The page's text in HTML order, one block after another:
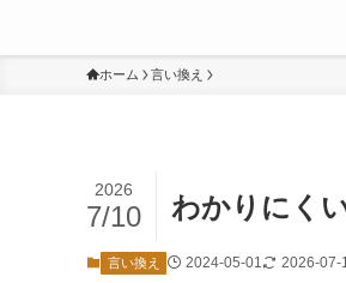
ホーム 言い換え
わかりにく
2026
7/10
言い換え 2024-05-01 2026-07-